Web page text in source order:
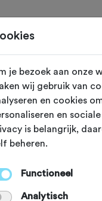
op
in je
je bezoek aan onze
wij gebruik van
en cookies
en
is belangrijk,
beheren.
Functioneel
Analytisch